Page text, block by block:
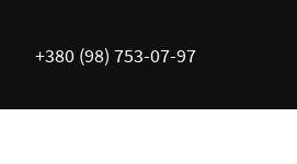
+380 (98) 753-07-97